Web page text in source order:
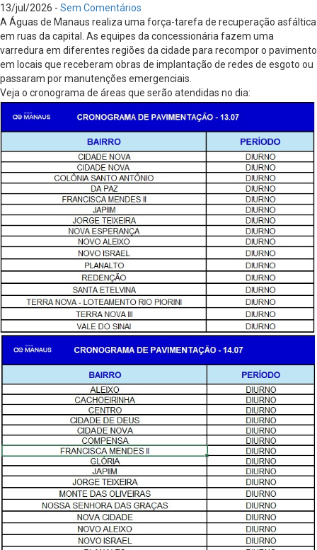
13/jul/2026 - Sem Comentários
A Águas de Manaus realiza uma força-tarefa de recuperação asfáltica
em ruas da capital. As equipes da concessionária fazem uma
varredura em diferentes regiões da cidade para recompor o pavimento
em locais que receberam obras de implantação de redes de esgoto ou
passaram por manutenções emergenciais.
Veja o cronograma de áreas que serão atendidas no dia: